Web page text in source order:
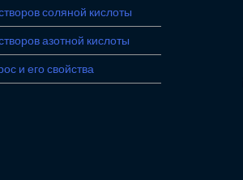
соляной кислоты
азотной кислоты
и его свойства